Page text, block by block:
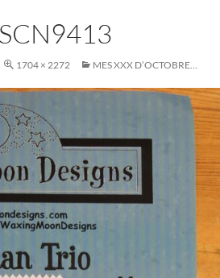
1704 × 2272 MES XXX D’OCTOBRE…